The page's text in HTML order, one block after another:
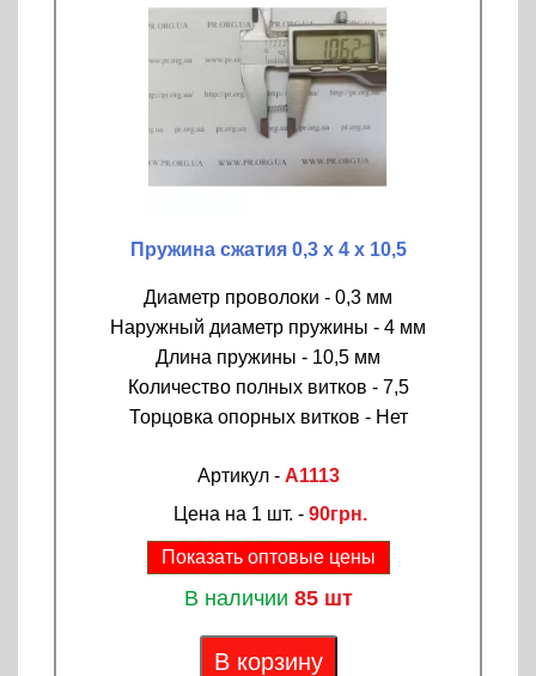
Пружина сжатия 0,3 х 4 х 10,5
Диаметр проволоки - 0,3 мм
Наружный диаметр пружины - 4 мм
Длина пружины - 10,5 мм
Количество полных витков - 7,5
Торцовка опорных витков - Нет
Артикул - A1113
Цена на 1 шт. - 90грн.
Показать оптовые цены
В наличии 85 шт
В корзину